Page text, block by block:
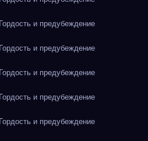
и предубеждение
и предубеждение
и предубеждение
и предубеждение
и предубеждение